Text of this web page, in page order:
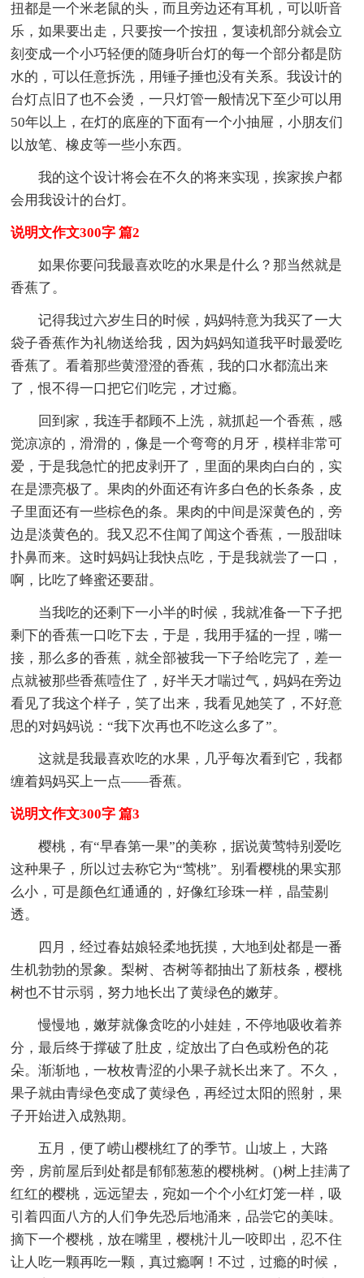
扭都是一个米老鼠的头，而且旁边还有耳机，可以听音
乐，如果要出走，只要按一个按扭，复读机部分就会立
刻变成一个小巧轻便的随身听台灯的每一个部分都是防
水的，可以任意拆洗，用锤子捶也没有关系。我设计的
台灯点旧了也不会烫，一只灯管一般情况下至少可以用
50年以上，在灯的底座的下面有一个小抽屉，小朋友们
以放笔、橡皮等一些小东西。
我的这个设计将会在不久的将来实现，挨家挨户都
会用我设计的台灯。
说明文作文300字 篇2
如果你要问我最喜欢吃的水果是什么？那当然就是
香蕉了。
记得我过六岁生日的时候，妈妈特意为我买了一大
袋子香蕉作为礼物送给我，因为妈妈知道我平时最爱吃
香蕉了。看着那些黄澄澄的香蕉，我的口水都流出来
了，恨不得一口把它们吃完，才过瘾。
回到家，我连手都顾不上洗，就抓起一个香蕉，感
觉凉凉的，滑滑的，像是一个弯弯的月牙，模样非常可
爱，于是我急忙的把皮剥开了，里面的果肉白白的，实
在是漂亮极了。果肉的外面还有许多白色的长条条，皮
子里面还有一些棕色的条。果肉的中间是深黄色的，旁
边是淡黄色的。我又忍不住闻了闻这个香蕉，一股甜味
扑鼻而来。这时妈妈让我快点吃，于是我就尝了一口，
啊，比吃了蜂蜜还要甜。
当我吃的还剩下一小半的时候，我就准备一下子把
剩下的香蕉一口吃下去，于是，我用手猛的一捏，嘴一
接，那么多的香蕉，就全部被我一下子给吃完了，差一
点就被那些香蕉噎住了，好半天才喘过气，妈妈在旁边
看见了我这个样子，笑了出来，我看见她笑了，不好意
思的对妈妈说：“我下次再也不吃这么多了”。
这就是我最喜欢吃的水果，几乎每次看到它，我都
缠着妈妈买上一点——香蕉。
说明文作文300字 篇3
樱桃，有“早春第一果”的美称，据说黄莺特别爱吃
这种果子，所以过去称它为“莺桃”。别看樱桃的果实那
么小，可是颜色红通通的，好像红珍珠一样，晶莹剔
透。
四月，经过春姑娘轻柔地抚摸，大地到处都是一番
生机勃勃的景象。梨树、杏树等都抽出了新枝条，樱桃
树也不甘示弱，努力地长出了黄绿色的嫩芽。
慢慢地，嫩芽就像贪吃的小娃娃，不停地吸收着养
分，最后终于撑破了肚皮，绽放出了白色或粉色的花
朵。渐渐地，一枚枚青涩的小果子就长出来了。不久，
果子就由青绿色变成了黄绿色，再经过太阳的照射，果
子开始进入成熟期。
五月，便了崂山樱桃红了的季节。山坡上，大路
旁，房前屋后到处都是郁郁葱葱的樱桃树。()树上挂满了
红红的樱桃，远远望去，宛如一个个小红灯笼一样，吸
引着四面八方的人们争先恐后地涌来，品尝它的美味。
摘下一个樱桃，放在嘴里，樱桃汁儿一咬即出，忍不住
让人吃一颗再吃一颗，真过瘾啊！不过，过瘾的时候，